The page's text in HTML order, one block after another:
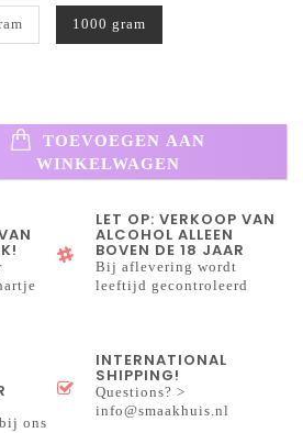
1000 gram
TOEVOEGEN AAN
WINKELWAGEN
LET OP: VERKOOP VAN
ALCOHOL ALLEEN
BOVEN DE 18 JAAR
Bij aflevering wordt
leeftijd gecontroleerd
ons
INTERNATIONAL
SHIPPING!
Questions? >
info@smaakhuis.nl